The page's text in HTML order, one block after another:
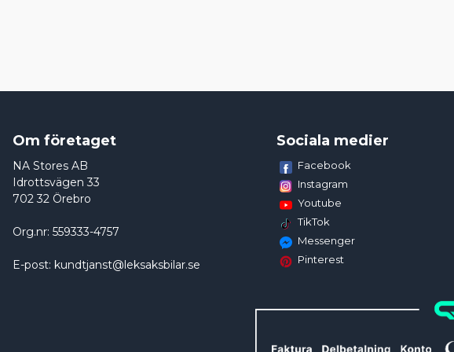
Om företaget
NA Stores AB
Idrottsvägen 33
702 32 Örebro
Org.nr: 559333-4757
E-post: kundtjanst@leksaksbilar.se
Sociala medier
Facebook
Instagram
Youtube
TikTok
Messenger
Pinterest